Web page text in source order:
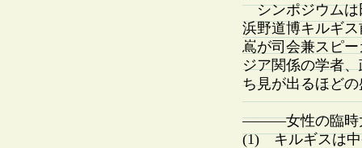
シンポジウムは
浜野道博キルギ
嶌が司会兼スピ
ジア関係の学者
ち見が出るほど
———女性の臨
(1) キルギスは中